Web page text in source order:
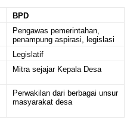
BPD
Pengawas pemerintahan,
penampung aspirasi, legislasi
Legislatif
Mitra sejajar Kepala Desa
Perwakilan dari berbagai unsur
masyarakat desa